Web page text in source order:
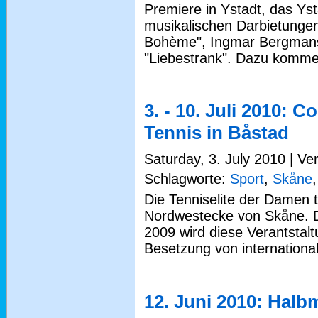
Premiere in Ystadt, das
musikalischen
Bohème", Ingmar
"Liebestrank". Dazu
3. - 10. Juli 2010:
Tennis in Båstad
Saturday, 3. July 2010 |
Schlagworte: Sport, Skåne
Die Tenniselite der
Nordwestecke von Skåne.
2009 wird diese
Besetzung von
12. Juni 2010: